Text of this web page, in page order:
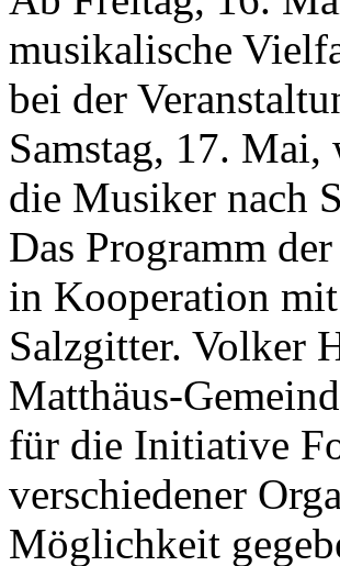
musikalische
bei der
Samstag, 17.
die Musiker nach
Das Programm
in Kooperation mit
Salzgitter. Volker
Matthäus-
für die Initiative
verschiedener
Möglichkeit